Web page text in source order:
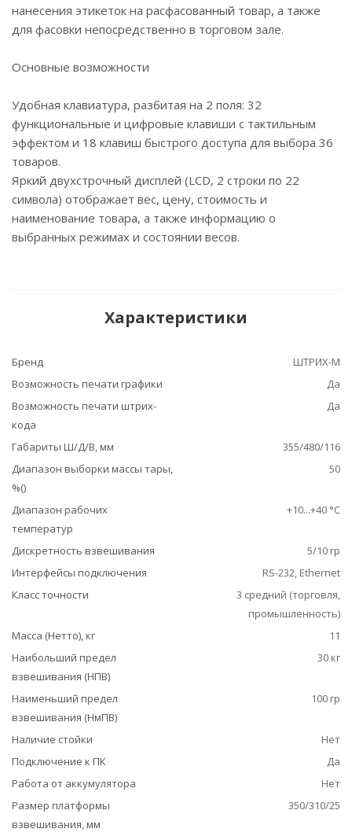
нанесения этикеток на расфасованный товар, а также
для фасовки непосредственно в торговом зале.
Основные возможности
Удобная клавиатура, разбитая на 2 поля: 32
функциональные и цифровые клавиши с тактильным
эффектом и 18 клавиш быстрого доступа для выбора 36
товаров.
Яркий двухстрочный дисплей (LCD, 2 строки по 22
символа) отображает вес, цену, стоимость и
наименование товара, а также информацию о
выбранных режимах и состоянии весов.
Характеристики
Бренд
ШТРИХ-М
Возможность печати графики
Да
Возможность печати штрих-
кода
Да
Габариты Ш/Д/В, мм
355/480/116
Диапазон выборки массы тары,
%()
50
Диапазон рабочих
температур
+10...+40 °С
Дискретность взвешивания
5/10 гр
Интерфейсы подключения
RS-232, Ethernet
Класс точности
3 средний (торговля,
промышленность)
Масса (Нетто), кг
11
Наибольший предел
взвешивания (НПВ)
30 кг
Наименьший предел
взвешивания (НмПВ)
100 гр
Наличие стойки
Нет
Подключение к ПК
Да
Работа от аккумулятора
Нет
Размер платформы
взвешивания, мм
350/310/25